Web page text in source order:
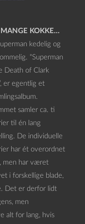
MANGE KOKKE…
kedelig og
“Superman
Death of Clark
er egentlig et
samler ca. ti
til én lang
De individuelle
har ét overordnet
men har været
i forskellige blade,
Det er derfor lidt
men
alt for lang, hvis